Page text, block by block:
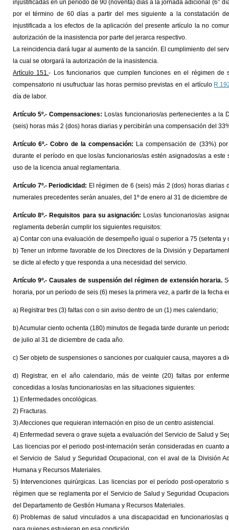
injustificadas en un período de 90 (noventa) días a la jornada adicional (6°
por el término de 60 días a partir del mes siguiente a la constatación
injustificada a los efectos de la aplicación del presente artículo la no
autorización de la inasistencia por parte del jerarca respectivo.
La reincidencia dará lugar al aumento de la sanción. El cumplimiento del
la cual se otorgará la autorización de la inasistencia.
Artículo 151.- Los funcionarios que cumplen funciones en el régimen
compensatorio ni usufructuar las horas permiso previstas en el artículo
día de labor.
Artículo 5º.- Compensaciones: Los/as funcionarios/as pertenecientes a la
(seis) horas más 2 (dos) horas diarias y percibirán una compensación del
Artículo 6º.- Cobro de la compensación: La compensación de (33%)
durante el período en que los/as funcionarios/as estén asignados/as a
uso de la licencia anual reglamentaria.
Artículo 7º.- Periodicidad: El régimen de 6 (seis) más 2 (dos) horas
numerales precedentes serán anuales, del 1º de enero al 31 de diciembre
Artículo 8º.- Requisitos para su asignación: Los/as funcionarios/as
reglamenta deberán cumplir los siguientes requisitos:
a) Contar con una evaluación de desempeño igual o superior a 75 (setenta y
b) Tener un informe favorable de los Directores de la División y
se dicte al efecto y que responda a una necesidad del servicio.
Artículo 9º.- Causales de suspensión del régimen de extensión horaria.
horaria, por un período de seis (6) meses la primera vez, a partir de la fecha
a) Registrar tres (3) faltas con o sin aviso dentro de un (1) mes calendario;
b) Acumular ciento ochenta (180) minutos de llegada tarde durante un
de julio al 31 de diciembre de cada año.
c) Ser objeto de suspensiones o sanciones por cualquier causa, mayores a
d) Registrar, en el año calendario, más de veinte (20) faltas por
concedidas a los/as funcionarios/as en las situaciones siguientes:
1) Enfermedades oncológicas.
2) Fracturas.
3) Afecciones que requieran internación en piso de un centro asistencial.
4) Enfermedad severa o grave sujeta a evaluación del Servicio de Salud y
Las licencias por el periodo post-internación serán consideradas en
el Servicio de Salud y Seguridad Ocupacional, con el aval de la División
Humana y Recursos Materiales.
5) Intervenciones quirúrgicas. Las licencias por el período post-
régimen que se reglamenta por el Servicio de Salud y Seguridad
del Departamento de Gestión Humana y Recursos Materiales.
6) Problemas de salud vinculados a una discapacidad en funcionarios/as